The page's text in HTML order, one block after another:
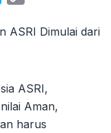
ASRI,
Aman,
harus